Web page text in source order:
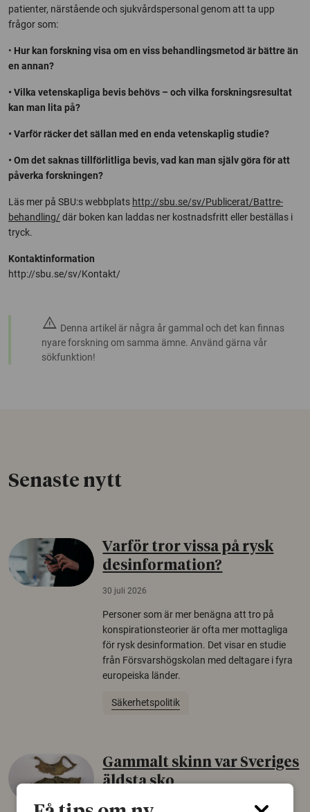
patienter, närstående och sjukvårdspersonal genom att ta upp
frågor som:
• Hur kan forskning visa om en viss behandlingsmetod är bättre än
en annan?
• Vilka vetenskapliga bevis behövs – och vilka forskningsresultat
kan man lita på?
• Varför räcker det sällan med en enda vetenskaplig studie?
• Om det saknas tillförlitliga bevis, vad kan man själv göra för att
påverka forskningen?
Läs mer på SBU:s webbplats http://sbu.se/sv/Publicerat/Battre-
behandling/ där boken kan laddas ner kostnadsfritt eller beställas i
tryck.
Kontaktinformation
http://sbu.se/sv/Kontakt/
warning Denna artikel är några år gammal och det kan finnas
nyare forskning om samma ämne. Använd gärna vår
sökfunktion!
Senaste nytt
Varför tror vissa på rysk
desinformation?
30 juli 2026
Personer som är mer benägna att tro på
konspirationsteorier är ofta mer mottagliga
för rysk desinformation. Det visar en studie
från Försvarshögskolan med deltagare i fyra
europeiska länder.
Säkerhetspolitik
Gammalt skinn var Sveriges
äldsta sko
22 juni 2026